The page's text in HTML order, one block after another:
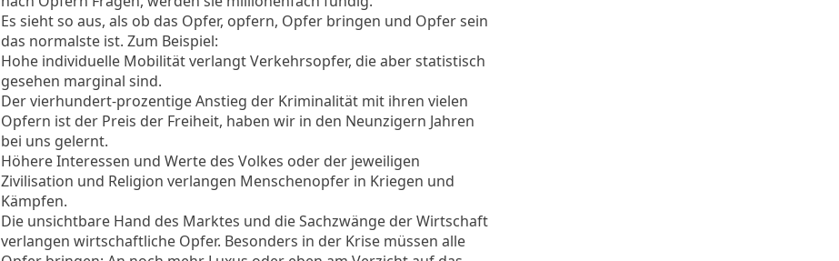
Es sieht so aus, als ob das Opfer, opfern, Opfer bringen und Opfer sein
das normalste ist. Zum Beispiel:
Hohe individuelle Mobilität verlangt Verkehrsopfer, die aber statistisch
gesehen marginal sind.
Der vierhundert-prozentige Anstieg der Kriminalität mit ihren vielen
Opfern ist der Preis der Freiheit, haben wir in den Neunzigern Jahren
bei uns gelernt.
Höhere Interessen und Werte des Volkes oder der jeweiligen
Zivilisation und Religion verlangen Menschenopfer in Kriegen und
Kämpfen.
Die unsichtbare Hand des Marktes und die Sachzwänge der Wirtschaft
verlangen wirtschaftliche Opfer. Besonders in der Krise müssen alle